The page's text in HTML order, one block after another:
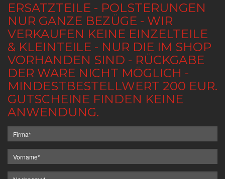
ERSATZTEILE - POLSTERUNGEN
NUR GANZE BEZÜGE - WIR
VERKAUFEN KEINE EINZELTEILE
& KLEINTEILE - NUR DIE IM SHOP
VORHANDEN SIND - RÜCKGABE
DER WARE NICHT MÖGLICH -
MINDESTBESTELLWERT 200 EUR.
GUTSCHEINE FINDEN KEINE
ANWENDUNG.